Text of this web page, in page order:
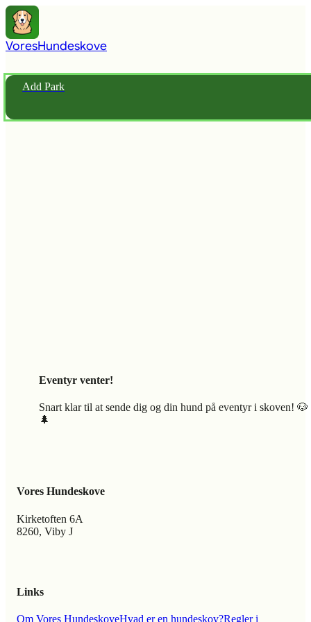
VoresHundeskove
Add Park
Eventyr venter!
Snart klar til at sende dig og din hund på eventyr i skoven! 🐶
🌲
Vores Hundeskove
Kirketoften 6A
8260, Viby J
Links
Om Vores HundeskoveHvad er en hundeskov?Regler i